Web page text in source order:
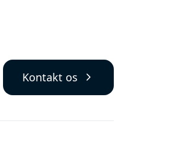
Kontakt os